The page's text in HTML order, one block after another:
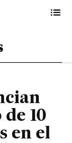
del GRJ
10
en el